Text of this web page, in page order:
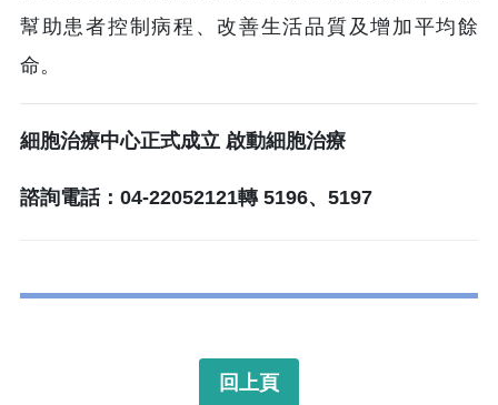
幫助患者控制病程、改善生活品質及增加平均餘
命。
細胞治療中心正式成立 啟動細胞治療
諮詢電話：04-22052121轉 5196、5197
回上頁